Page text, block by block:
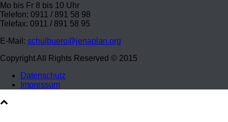
Mo bis Fr 8 bis 10 Uhr
Telefon: 0911 / 891 58 98
Telefax: 0911 / 891 58 95
E-Mail: schulbuero@jenaplan.org
Copyright All Rights Reserved © 2015
Datenschutz
Impressum